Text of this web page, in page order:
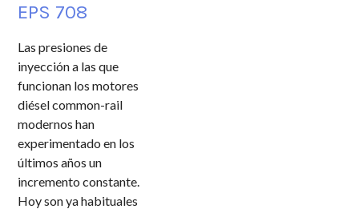
EPS 708
Las presiones de
inyección a las que
funcionan los motores
diésel common-rail
modernos han
experimentado en los
últimos años un
incremento constante.
Hoy son ya habituales